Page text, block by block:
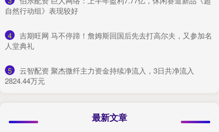
自然行动组》表现较好
4
​吉期旺网 马不停蹄！詹姆斯回国后先去打高尔夫，又参加名
人堂典礼
5
​云智配资 聚杰微纤主力资金持续净流入，3日共净流入
2824.44万元
最新文章